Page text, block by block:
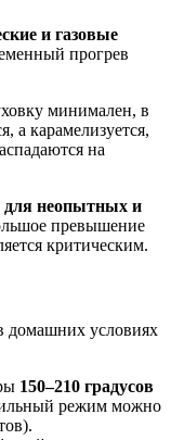
и газовые
прогрев
минимален, в
а карамелизуется,
на
для неопытных и
превышение
критическим.
домашних условиях
150–210 градусов
режим можно